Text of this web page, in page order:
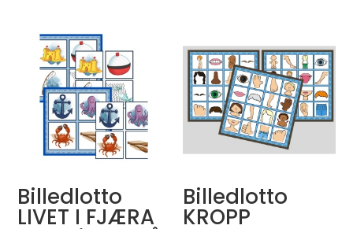
Billedlotto
LIVET I FJÆRA
Billedlotto
KROPP